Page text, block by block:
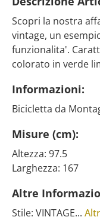
Scopri la nostra
vintage, un
funzionalita'.
colorato in verde
Informazioni:
Bicicletta da
Misure (cm):
Altezza: 97.5
Larghezza: 167
Altre
Stile: VINTAGE...